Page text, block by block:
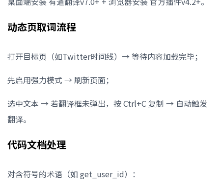
动态页取词流程
打开目标页（如Twitter时间线）→ 等待内容加载完毕；
先启用强力模式 → 刷新页面；
选中文本 → 若翻译框未弹出，按 Ctrl+C 复制 → 自动触发
翻译。
代码文档处理
对含符号的术语（如 get_user_id）：